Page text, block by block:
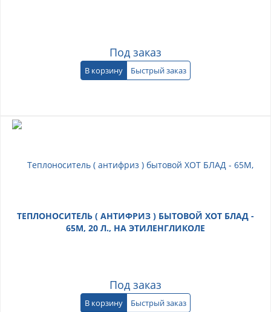
Под заказ
В корзину Быстрый заказ
ТЕПЛОНОСИТЕЛЬ ( АНТИФРИЗ ) БЫТОВОЙ ХОТ БЛАД -
65М, 20 Л., НА ЭТИЛЕНГЛИКОЛЕ
Под заказ
В корзину Быстрый заказ